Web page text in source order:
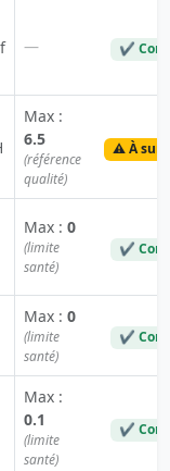
— ✔
Max :
6.5
(référence
qualité)
⚠️ À
Max : 0
(limite
santé)
✔
Max : 0
(limite
santé)
✔
Max :
0.1
(limite
santé)
✔